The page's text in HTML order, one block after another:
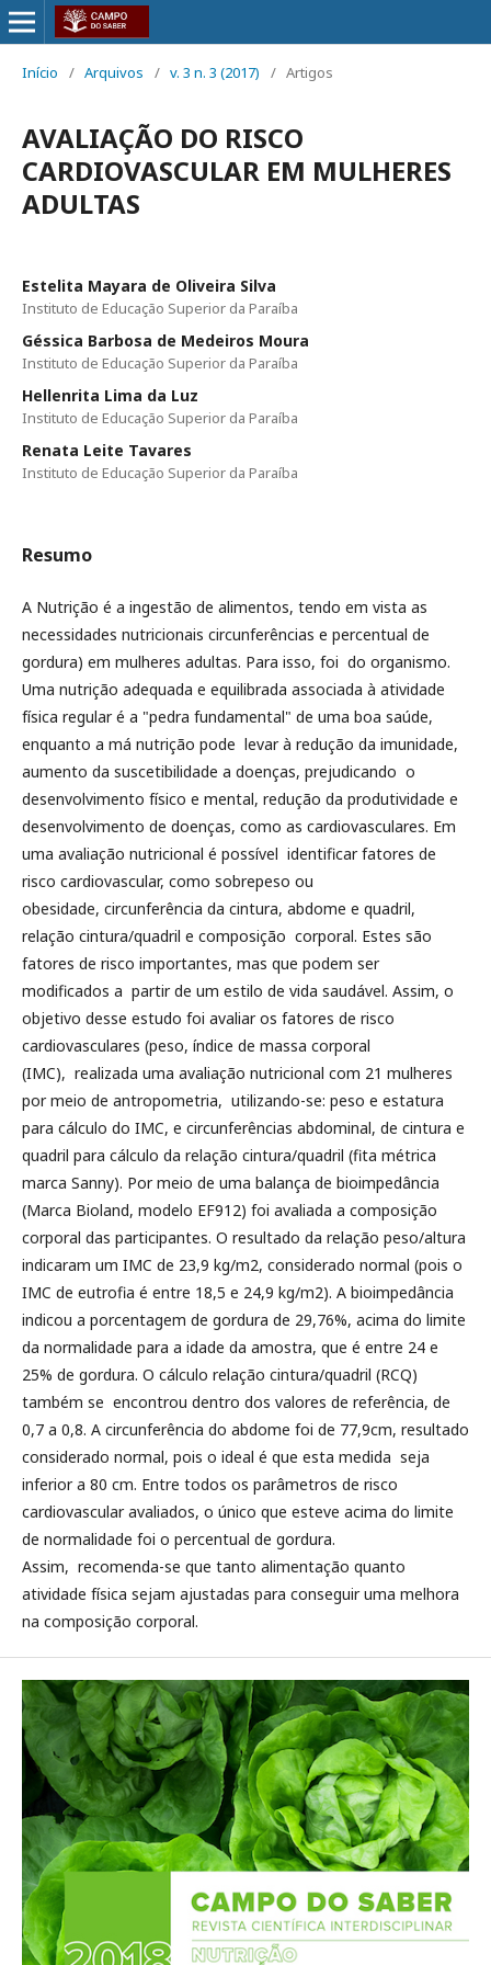
Início / Arquivos / v. 3 n. 3 (2017) / Artigos
AVALIAÇÃO DO RISCO
CARDIOVASCULAR EM MULHERES
ADULTAS
Estelita Mayara de Oliveira Silva
Instituto de Educação Superior da Paraíba
Géssica Barbosa de Medeiros Moura
Instituto de Educação Superior da Paraíba
Hellenrita Lima da Luz
Instituto de Educação Superior da Paraíba
Renata Leite Tavares
Instituto de Educação Superior da Paraíba
Resumo
A Nutrição é a ingestão de alimentos, tendo em vista as
necessidades nutricionais circunferências e percentual de
gordura) em mulheres adultas. Para isso, foi do organismo.
Uma nutrição adequada e equilibrada associada à atividade
física regular é a "pedra fundamental" de uma boa saúde,
enquanto a má nutrição pode levar à redução da imunidade,
aumento da suscetibilidade a doenças, prejudicando o
desenvolvimento físico e mental, redução da produtividade e
desenvolvimento de doenças, como as cardiovasculares. Em
uma avaliação nutricional é possível identificar fatores de
risco cardiovascular, como sobrepeso ou
obesidade, circunferência da cintura, abdome e quadril,
relação cintura/quadril e composição corporal. Estes são
fatores de risco importantes, mas que podem ser
modificados a partir de um estilo de vida saudável. Assim, o
objetivo desse estudo foi avaliar os fatores de risco
cardiovasculares (peso, índice de massa corporal
(IMC), realizada uma avaliação nutricional com 21 mulheres
por meio de antropometria, utilizando-se: peso e estatura
para cálculo do IMC, e circunferências abdominal, de cintura e
quadril para cálculo da relação cintura/quadril (fita métrica
marca Sanny). Por meio de uma balança de bioimpedância
(Marca Bioland, modelo EF912) foi avaliada a composição
corporal das participantes. O resultado da relação peso/altura
indicaram um IMC de 23,9 kg/m2, considerado normal (pois o
IMC de eutrofia é entre 18,5 e 24,9 kg/m2). A bioimpedância
indicou a porcentagem de gordura de 29,76%, acima do limite
da normalidade para a idade da amostra, que é entre 24 e
25% de gordura. O cálculo relação cintura/quadril (RCQ)
também se encontrou dentro dos valores de referência, de
0,7 a 0,8. A circunferência do abdome foi de 77,9cm, resultado
considerado normal, pois o ideal é que esta medida seja
inferior a 80 cm. Entre todos os parâmetros de risco
cardiovascular avaliados, o único que esteve acima do limite
de normalidade foi o percentual de gordura.
Assim, recomenda-se que tanto alimentação quanto
atividade física sejam ajustadas para conseguir uma melhora
na composição corporal.